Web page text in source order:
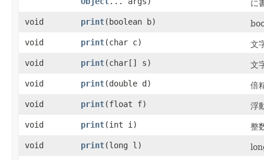
に
void
print​(boolean b)
void
print​(char c)
文
void
print​(char[] s)
文
void
print​(double d)
倍
void
print​(float f)
浮
void
print​(int i)
整
void
print​(long l)